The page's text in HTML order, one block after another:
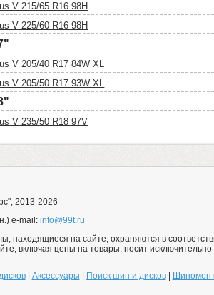
V 215/65 R16 98H
V 225/60 R16 98H
V 205/40 R17 84W XL
V 205/50 R17 93W XL
V 235/50 R18 97V
2013-2026
e-mail: info@99t.ru
находящиеся на сайте, охраняются в
включая цены на товары, носит
| Аксессуары Поиск шин и дисков|